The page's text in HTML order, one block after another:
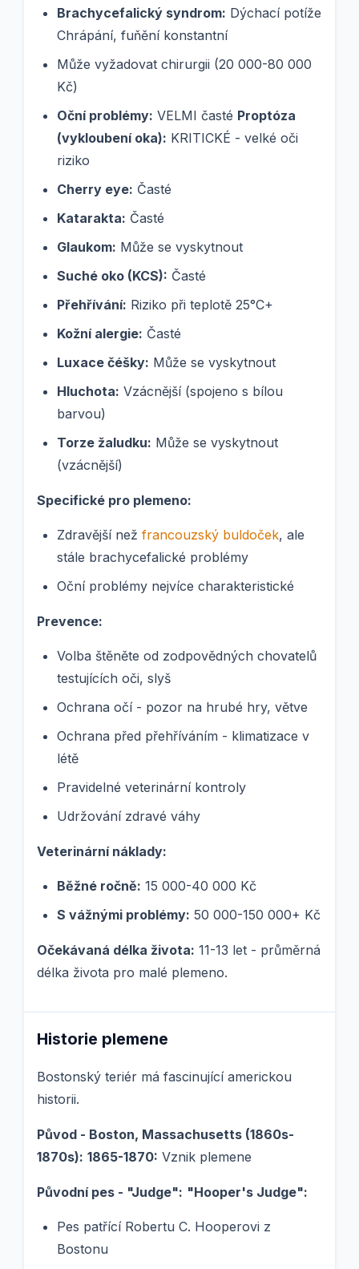
Brachycefalický syndrom: Dýchací potíže
Chrápání, fuňění konstantní
Může vyžadovat chirurgii (20 000-80 000
Kč)
Oční problémy: VELMI časté Proptóza
(vykloubení oka): KRITICKÉ - velké oči
riziko
Cherry eye: Časté
Katarakta: Časté
Glaukom: Může se vyskytnout
Suché oko (KCS): Časté
Přehřívání: Riziko při teplotě 25°C+
Kožní alergie: Časté
Luxace čéšky: Může se vyskytnout
Hluchota: Vzácnější (spojeno s bílou
barvou)
Torze žaludku: Může se vyskytnout
(vzácnější)
Specifické pro plemeno:
Zdravější než francouzský buldoček, ale
stále brachycefalické problémy
Oční problémy nejvíce charakteristické
Prevence:
Volba štěněte od zodpovědných chovatelů
testujících oči, slyš
Ochrana očí - pozor na hrubé hry, větve
Ochrana před přehříváním - klimatizace v
létě
Pravidelné veterinární kontroly
Udržování zdravé váhy
Veterinární náklady:
Běžné ročně: 15 000-40 000 Kč
S vážnými problémy: 50 000-150 000+ Kč
Očekávaná délka života: 11-13 let - průměrná
délka života pro malé plemeno.
Historie plemene
Bostonský teriér má fascinující americkou
historii.
Původ - Boston, Massachusetts (1860s-
1870s): 1865-1870: Vznik plemene
Původní pes - "Judge": "Hooper's Judge":
Pes patřící Robertu C. Hooperovi z
Bostonu